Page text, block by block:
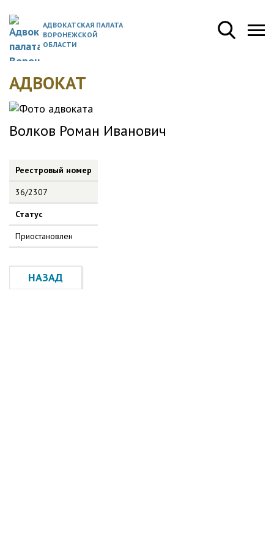
АДВОКАТСКАЯ ПАЛАТА
ВОРОНЕЖСКОЙ
ОБЛАСТИ
АДВОКАТ
Волков Роман Иванович
Реестровый номер
36/2307
Статус
Приостановлен
НАЗАД